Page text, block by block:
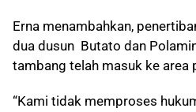
Erna menambahkan,
dua dusun Butato dan
tambang telah masuk ke area
“Kami tidak memproses